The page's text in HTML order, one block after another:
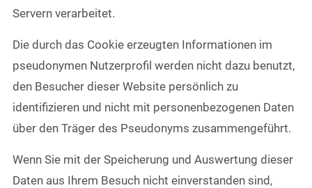
Servern verarbeitet.
Die durch das Cookie erzeugten Informationen im
pseudonymen Nutzerprofil werden nicht dazu benutzt,
den Besucher dieser Website persönlich zu
identifizieren und nicht mit personenbezogenen Daten
über den Träger des Pseudonyms zusammengeführt.
Wenn Sie mit der Speicherung und Auswertung dieser
Daten aus Ihrem Besuch nicht einverstanden sind,